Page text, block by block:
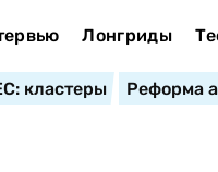
Лонгриды
кластеры Реформа